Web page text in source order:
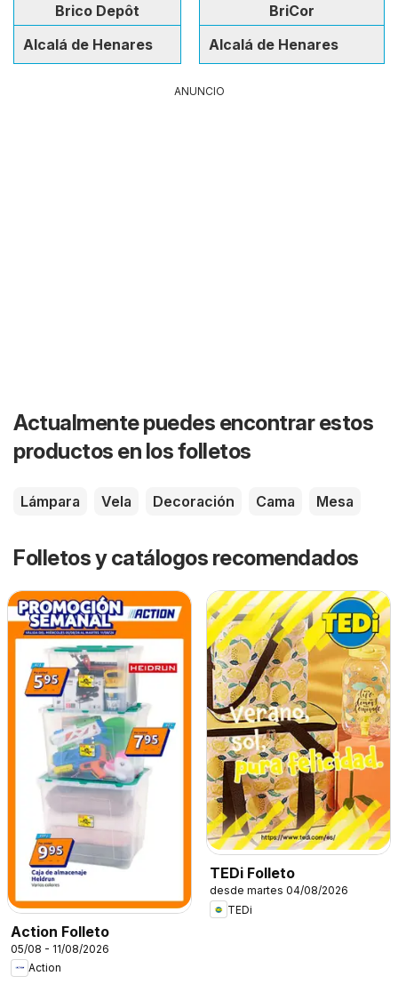
Brico Depôt
Alcalá de Henares
BriCor
Alcalá de Henares
ANUNCIO
Actualmente puedes encontrar estos
productos en los folletos
Lámpara Vela Decoración Cama Mesa
Folletos y catálogos recomendados
Action Folleto
05/08 - 11/08/2026
Action
TEDi Folleto
desde martes 04/08/2026
TEDi